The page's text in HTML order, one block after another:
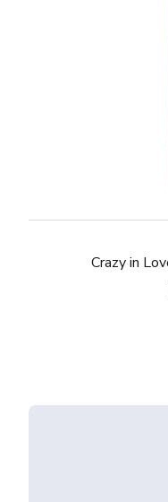
Crazy in